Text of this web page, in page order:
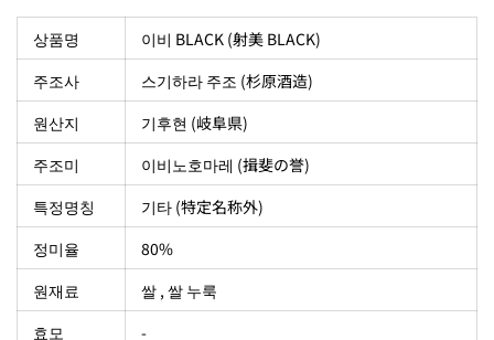
상품명
이비 BLACK (射美 BLACK)
주조사
스기하라 주조 (杉原酒造)
원산지
기후현 (岐阜県)
주조미
이비노호마레 (揖斐の誉)
특정명칭
기타 (特定名称外)
정미율
80%
원재료
쌀 , 쌀 누룩
효모
-